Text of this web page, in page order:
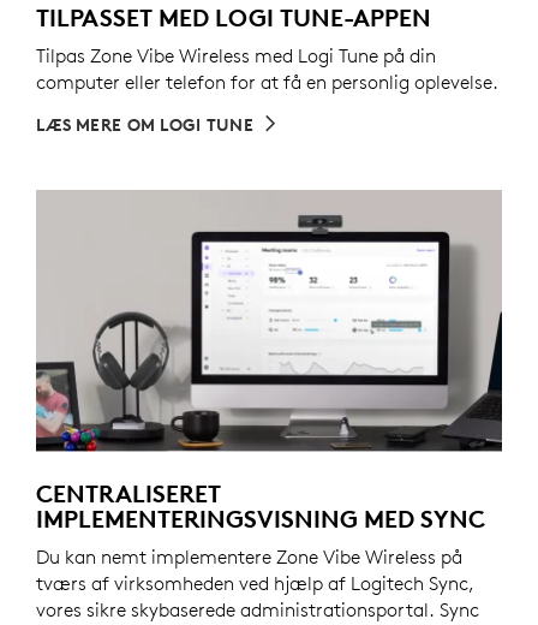
TILPASSET MED LOGI TUNE-APPEN
Tilpas Zone Vibe Wireless med Logi Tune på din
computer eller telefon for at få en personlig oplevelse.
LÆS MERE OM LOGI TUNE
CENTRALISERET
IMPLEMENTERINGSVISNING MED SYNC
Du kan nemt implementere Zone Vibe Wireless på
tværs af virksomheden ved hjælp af Logitech Sync,
vores sikre skybaserede administrationsportal. Sync